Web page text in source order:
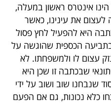
אינטרס ראשון במעלה,
את עינינו, כאשר
היא להפעיל לחץ פסול
הכספית שהוגשה על
עצום לו ולמשפחתו. לא
שבכתבה זו שכן היא
שנבחנו שוב ושוב על ידי
כלא נכונות, גם אם הפעם